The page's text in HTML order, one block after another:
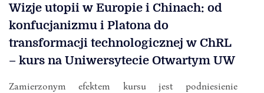
Wizje utopii w Europie i Chinach: od
konfucjanizmu i Platona do
transformacji technologicznej w ChRL
– kurs na Uniwersytecie Otwartym UW
Zamierzonym efektem kursu jest podniesienie